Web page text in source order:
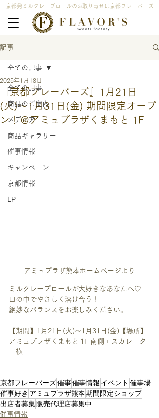
京都発ミルクレープロールのお取り寄せは京都フレーバーズ
記事
全ての記事
商品のご案内
メディア
商品ギャラリー
催事情報
キャンペーン
京都情報
LP
全ての記事
『京都フレーバーズ』1月21日
(火)〜1月31日(金) 期間限定オープ
ン！＠アミュプラザくまもと 1F
2025年1月18日
アミュプラザ熊本ホームページより
ミルクレープロールが大好きなあなたへ♡
口の中でやさしく溶け合う！
絶妙なバランスをお楽しみください。
【期間】1月21日(火)〜1月31日(金)【場所】
アミュプラザくまもと 1F 南側エスカレータ
ー横
京都フレーバーズ催事催事情報 イベント 催事場
催事好き アミュプラザ熊本期間限定ショップ
出店者募集販売代理店募集中
催事情報